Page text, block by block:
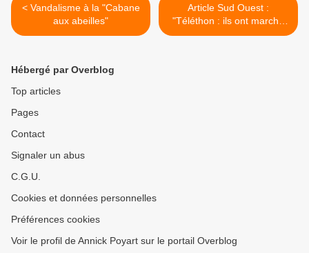
< Vandalisme à la "Cabane
aux abeilles"
Article Sud Ouest :
"Téléthon : ils ont marché
malgré la tempête" >
Hébergé par Overblog
Top articles
Pages
Contact
Signaler un abus
C.G.U.
Cookies et données personnelles
Préférences cookies
Voir le profil de Annick Poyart sur le portail Overblog